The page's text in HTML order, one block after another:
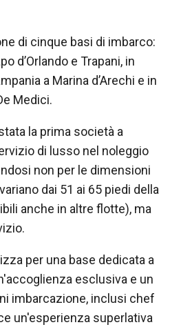
di cinque basi di imbarco:
d’Orlando e Trapani, in
a Marina d’Arechi e in
Medici.
la prima società a
di lusso nel noleggio
non per le dimensioni
dai 51 ai 65 piedi della
anche in altre flotte), ma
per una base dedicata a
esclusiva e un
imbarcazione, inclusi chef
un'esperienza superlativa